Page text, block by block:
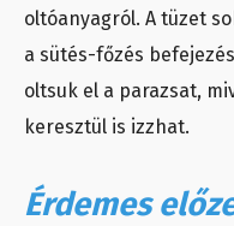
oltóanyagról. A tüzet
a sütés-főzés
oltsuk el a parazsat,
keresztül is izzhat.
Érdemes